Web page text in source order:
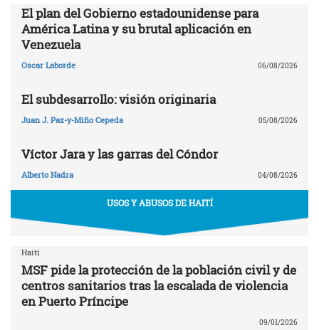
El plan del Gobierno estadounidense para
América Latina y su brutal aplicación en
Venezuela
Oscar Laborde 06/08/2026
El subdesarrollo: visión originaria
Juan J. Paz-y-Miño Cepeda 05/08/2026
Víctor Jara y las garras del Cóndor
Alberto Nadra 04/08/2026
USOS Y ABUSOS DE HAITÍ
Haití
MSF pide la protección de la población civil y de
centros sanitarios tras la escalada de violencia
en Puerto Príncipe
09/01/2026